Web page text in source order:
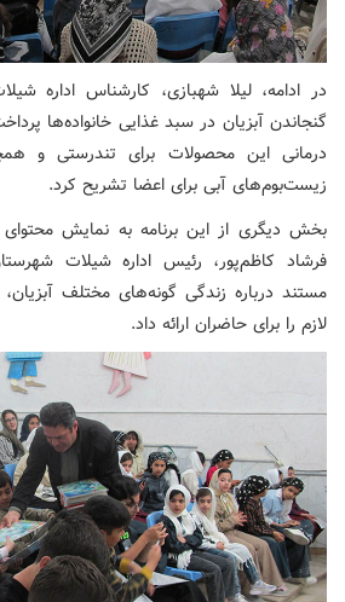
در ادامه، لیلا شهبازی، کارشناس اداره
گنجاندن آبزیان در سبد غذایی خانواده‌ها
درمانی این محصولات برای تندرستی و
زیست‌بوم‌های آبی برای اعضا تشریح کرد.
بخش دیگری از این برنامه به نمایش
فرشاد کاظم‌پور، رئیس اداره شیلات
مستند درباره زندگی گونه‌های مختلف
لازم را برای حاضران ارائه داد.